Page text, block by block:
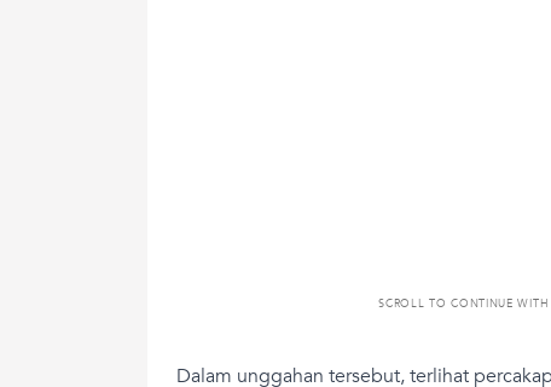
SCROLL TO CONTINUE
Dalam unggahan tersebut, terlihat